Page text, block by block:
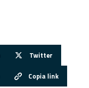
Twitter
Copia link